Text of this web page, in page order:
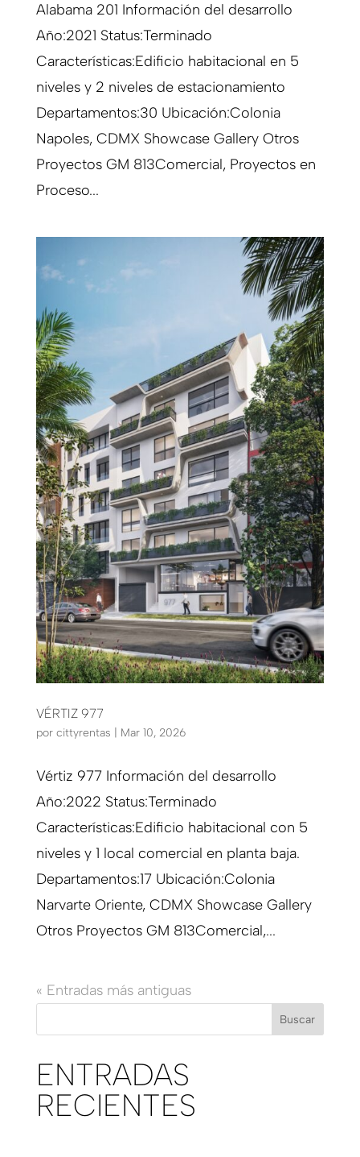
Alabama 201 Información del desarrollo
Año:2021 Status:Terminado
Características:Edificio habitacional en 5
niveles y 2 niveles de estacionamiento
Departamentos:30 Ubicación:Colonia
Napoles, CDMX Showcase Gallery Otros
Proyectos GM 813Comercial, Proyectos en
Proceso...
VÉRTIZ 977
por cittyrentas Mar 10, 2026
Vértiz 977 Información del desarrollo
Año:2022 Status:Terminado
Características:Edificio habitacional con 5
niveles y 1 local comercial en planta baja.
Departamentos:17 Ubicación:Colonia
Narvarte Oriente, CDMX Showcase Gallery
Otros Proyectos GM 813Comercial,...
« Entradas más antiguas
Buscar
ENTRADAS
RECIENTES